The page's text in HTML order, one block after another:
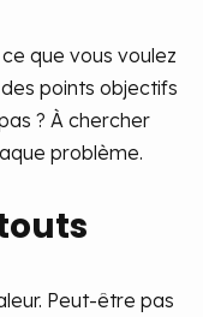
que vous voulez
points objectifs
? À chercher
problème.
Peut-être pas